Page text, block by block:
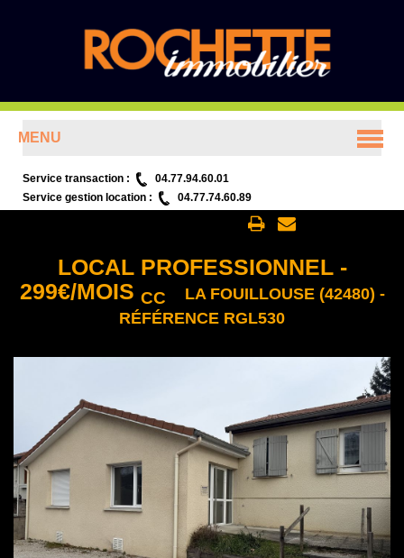
MENU
ANNONCES
Service transaction :
04.77.94.60.01
Service gestion location :
04.77.74.60.89
LOCAL PROFESSIONNEL -
299€/MOIS CC
LA FOUILLOUSE (42480) -
RÉFÉRENCE RGL530